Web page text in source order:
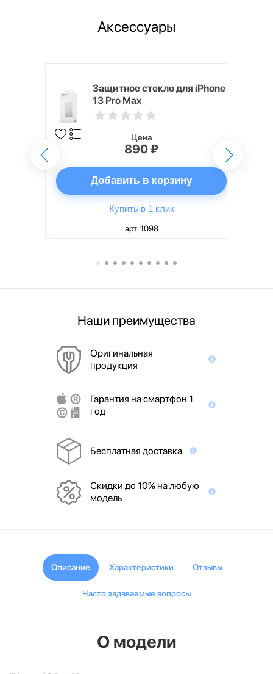
Аксессуары
Защитное стекло для iPhone
13 Pro Max
Цена
890 ₽
Добавить в корзину
Купить в 1 клик
арт. 1098
Наши преимущества
Оригинальная
продукция
Гарантия на смартфон 1
год
Бесплатная доставка
Скидки до 10% на любую
модель
Описание Характеристики Отзывы
Часто задаваемые вопросы
О модели